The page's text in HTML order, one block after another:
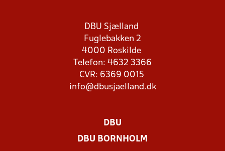
DBU Sjælland
Fuglebakken 2
4000 Roskilde
Telefon: 4632 3366
CVR: 6369 0015
info@dbusjaelland.dk
DBU
DBU BORNHOLM